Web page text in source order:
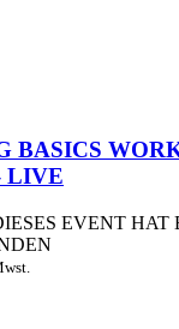
BASICS
LIVE
EVENT HAT